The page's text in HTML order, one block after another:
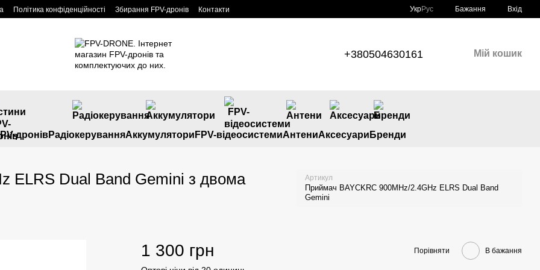
Політика конфіденційності Збирання FPV-дронів Контакти УкрРус Бажання Вхід
+380504630161 Мій кошик
дронівРадіокеруванняАккумулятори FPV-відеосистемиАнтениАксесуари Бренди
ELRS Dual Band Gemini з двома
Артикул
Приймач BAYCKRC 900MHz/2.4GHz ELRS Dual Band
Gemini
1 300 грн Порівняти В бажання